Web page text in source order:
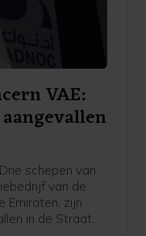
VAE:
schepen van
van de
Emiraten, zijn
in de Straat